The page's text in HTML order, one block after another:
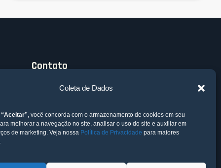
Coleta de Dados
“Aceitar” , você concorda com o armazenamento de cookies em seu
melhorar a navegação no site, analisar o uso do site e auxiliar em
de marketing. Veja nossa Política de Privacidade para maiores
Contato
Av. Nova York, 10, 8º andar, Auxiliadora, Porto
Alegre
+55 (51) 99614-9477